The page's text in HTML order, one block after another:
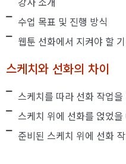
수업 목표 및 진행 방식
웹툰 선화에서 지켜야 할
스케치와 선화의 차이
스케치를 따라 선화 작업
스케치 위에 선화를 얹었
준비된 스케치 위에 선화